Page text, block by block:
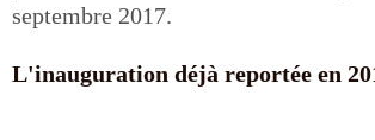
septembre 2017.
L'inauguration déjà reportée en